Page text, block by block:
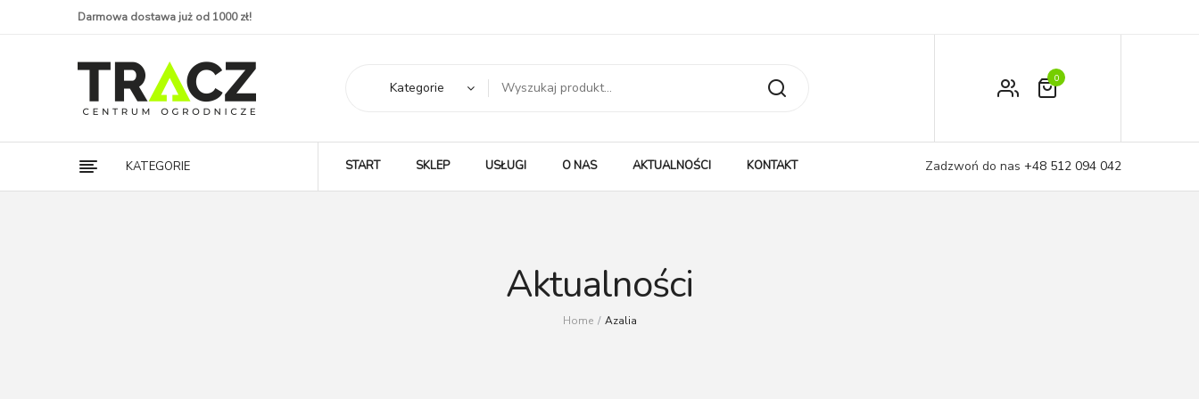
Darmowa dostawa już od 1000 zł!
Moje konto
0
Kategorie
KATEGORIE START SKLEP USŁUGI O NAS AKTUALNOŚCI KONTAKT Zadzwoń do nas +48 512 094 042
Aktualności
Home / Azalia